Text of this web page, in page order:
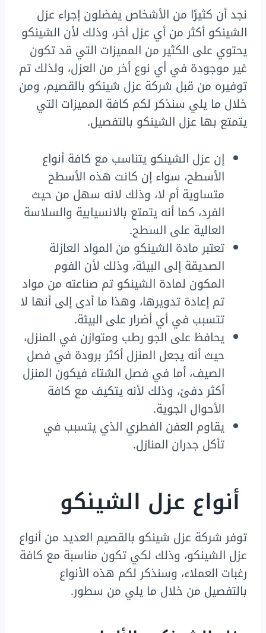
نجد أن كثيرًا من الأشخاص يفضلون إجراء عزل
الشينكو أكثر من أي عزل أخر، وذلك لأن الشينكو
يحتوي على الكثير من المميزات التي قد تكون
غير موجودة في أي نوع أخر من العزل، ولذلك تم
توفيره من قبل شركة عزل شينكو بالقصيم، ومن
خلال ما يلي سنذكر لكم كافة المميزات التي
يتمتع بها عزل الشينكو بالتفصيل.
إن عزل الشينكو يتناسب مع كافة أنواع
الأسطح، سواء إن كانت هذه الأسطح
متساوية أم لا، وذلك لانه سهل من حيث
الفرد، كما أنه يتمتع بالانسيابية والسلاسة
العالية على السطح.
تعتبر مادة الشينكو من المواد العازلة
الصديقة إلى البيئة، وذلك لأن الفوم
المكون لمادة الشينكو تم صناعته من مواد
تم إعادة تدويرها، وهذا ما أدى إلى أنها لا
تتسبب في أي أضرار على البيئة.
يحافظ على الجو رطب ومتوازن في المنزل،
حيث أنه يجعل المنزل أكثر برودة في فصل
الصيف، أما في فصل الشتاء فيكون المنزل
أكثر دفئ، وذلك لأنه يتكيف مع كافة
الأحوال الجوية.
يقاوم العفن الفطري الذي يتسبب في
تأكل جدران المنازل.
أنواع عزل الشينكو
توفر شركة عزل شينكو بالقصيم العديد من أنواع
عزل الشينكو، وذلك لكي تكون مناسبة مع كافة
رغبات العملاء، وسنذكر لكم هذه الأنواع
بالتفصيل من خلال ما يلي من سطور.